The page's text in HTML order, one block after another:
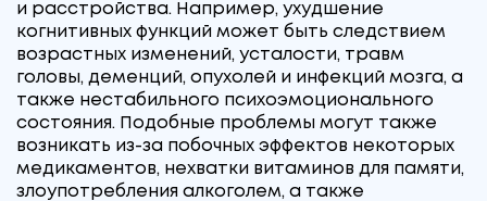
и расстройства. Например, ухудшение
когнитивных функций может быть следствием
возрастных изменений, усталости, травм
головы, деменций, опухолей и инфекций мозга, а
также нестабильного психоэмоционального
состояния. Подобные проблемы могут также
возникать из-за побочных эффектов некоторых
медикаментов, нехватки витаминов для памяти,
злоупотребления алкоголем, а также